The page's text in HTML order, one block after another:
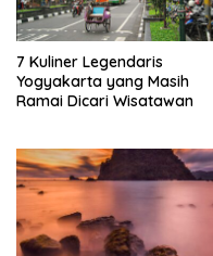
7 Kuliner Legendaris
Yogyakarta yang Masih
Ramai Dicari Wisatawan